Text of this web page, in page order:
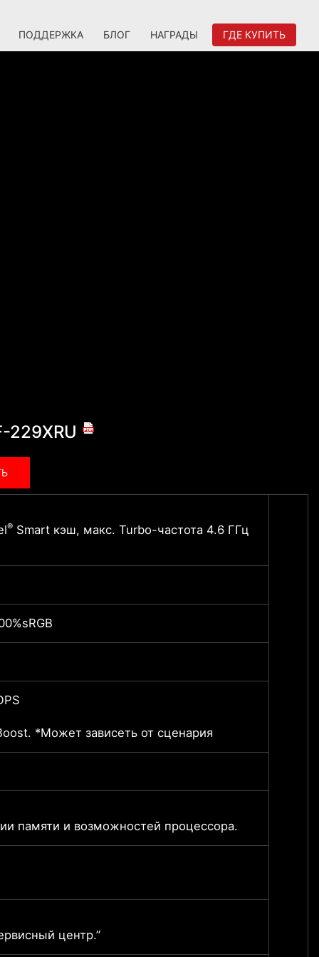
ПОДДЕРЖКА БЛОГ НАГРАДЫ ГДЕ КУПИТЬ
229XRU
® Smart кэш, макс. Turbo-частота 4.6 ГГц
*Может зависеть от сценария
памяти и возможностей процессора.
центр.”